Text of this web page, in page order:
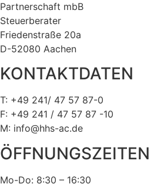
Partnerschaft mbB
Steuerberater
Friedenstraße 20a
D-52080 Aachen
KONTAKTDATEN
T: +49 241/ 47 57 87-0
F: +49 241 / 47 57 87 -10
M: info@hhs-ac.de
ÖFFNUNGSZEITEN
Mo-Do: 8:30 – 16:30